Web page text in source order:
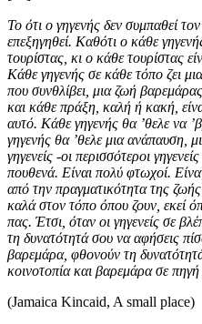
Το ότι ο γηγενής δεν συμπαθεί
επεξηγηθεί. Καθότι ο κάθε
τουρίστας, κι ο κάθε τουρίστας
Κάθε γηγενής σε κάθε τόπο ζει
που συνθλίβει, μια ζωή
και κάθε πράξη, καλή ή κακή,
αυτό. Κάθε γηγενής θα ’θελε να
γηγενής θα ’θελε μια ανάπαυση,
γηγενείς -οι περισσότεροι
πουθενά. Είναι πολύ φτωχοί.
από την πραγματικότητα της
καλά στον τόπο όπου ζουν, εκεί
πας. Έτσι, όταν οι γηγενείς σε
τη δυνατότητά σου να αφήσεις
βαρεμάρα, φθονούν τη
κοινοτοπία και βαρεμάρα σε πηγή
(Jamaica Kincaid, A small place)